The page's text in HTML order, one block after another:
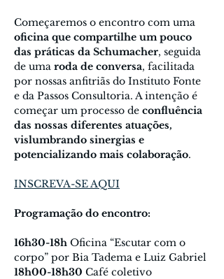
Começaremos o encontro com uma
oficina que compartilhe um pouco
das práticas da Schumacher, seguida
de uma roda de conversa, facilitada
por nossas anfitriãs do Instituto Fonte
e da Passos Consultoria. A intenção é
começar um processo de confluência
das nossas diferentes atuações,
vislumbrando sinergias e
potencializando mais colaboração.
INSCREVA-SE AQUI
Programação do encontro:
16h30-18h Oficina “Escutar com o
corpo” por Bia Tadema e Luiz Gabriel
18h00-18h30 Café coletivo